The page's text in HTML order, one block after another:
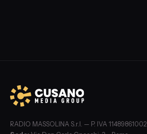
RADIO MASSOLINA S.r.l. — P. IVA 11489861002